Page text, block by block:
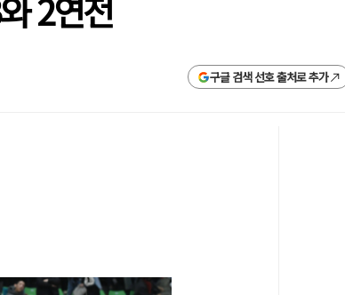
2연전
구글 검색 선호 출처로 추가